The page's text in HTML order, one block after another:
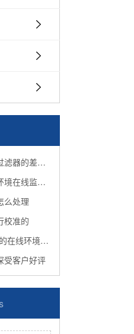
异在哪儿呢
的核心部件
么处理
校准的
境检测系统
受客户好评